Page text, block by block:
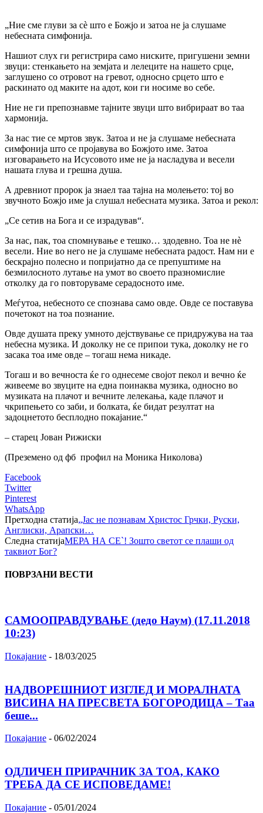
„Ние сме глуви за сѐ што е Божјо и затоа не ја слушаме
небесната симфонија.
Нашиот слух ги регистрира само ниските, пригушени земни
звуци: стенкањето на земјата и лелеците на нашето срце,
заглушено со отровот на гревот, односно срцето што е
раскинато од маките на адот, кои ги носиме во себе.
Ние не ги препознавме тајните звуци што вибрираат во таа
хармонија.
За нас тие се мртов звук. Затоа и не ја слушаме небесната
симфонија што се пројавува во Божјото име. Затоа
изговарањето на Исусовото име не ја насладува и весели
нашата глува и грешна душа.
А древниот пророк ја знаел таа тајна на молењето: тој во
звучното Божјо име ја слушал небесната музика. Затоа и рекол:
„Се сетив на Бога и се израдував“.
За нас, пак, тоа спомнување е тешко… здодевно. Тоа не нѐ
весели. Ние во него не ја слушаме небесната радост. Нам ни е
бескрајно полесно и попријатно да се препуштиме на
безмилосното лутање на умот во своето празномислие
отколку да го повторуваме серадосното име.
Меѓутоа, небесното се спознава само овде. Овде се поставува
почетокот на тоа познание.
Овде душата преку умното дејствување се придружува на таа
небесна музика. И доколку не се припои тука, доколку не го
засака тоа име овде – тогаш нема никаде.
Тогаш и во вечноста ќе го однесеме својот пекол и вечно ќе
живееме во звуците на една поинаква музика, односно во
музиката на плачот и вечните лелекања, каде плачот и
чкрипењето со заби, и болката, ќе бидат резултат на
задоцнетото бесплодно покајание.“
– старец Јован Рижиски
(Преземено од фб профил на Моника Николова)
Facebook
Twitter
Pinterest
WhatsApp
Претходна статија„Јас не познавам Христос Грчки, Руски,
Англиски, Арапски…
Следна статијаМЕРА НА СЕ`! Зошто светот се плаши од
таквиот Бог?
ПОВРЗАНИ ВЕСТИ
САМООПРАВДУВАЊЕ (дедо Наум) (17.11.2018
10:23)
Покајание - 18/03/2025
НАДВОРЕШНИОТ ИЗГЛЕД И МОРАЛНАТА
ВИСИНА HA ПРЕСВЕТА БОГОРОДИЦА – Таа
беше...
Покајание - 06/02/2024
ОДЛИЧЕН ПРИРАЧНИК ЗА ТОА, КАКО
ТРЕБА ДА СЕ ИСПОВЕДАМЕ!
Покајание - 05/01/2024